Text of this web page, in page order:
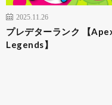
2025.11.26
プレデターランク 【
Legends】